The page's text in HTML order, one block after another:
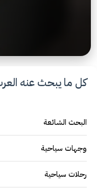
كل ما يبحث عنه
البحث الشائعة
وجهات سياحية
السياحة في ماليزيا
السياحة في اندونيسيا
السياحة في سنغافورة
وجهات سياحية
السياحة في اندونيسيا
رحلات سياحية